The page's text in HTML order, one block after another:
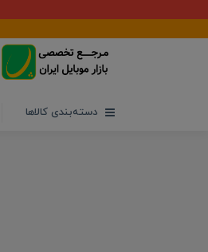
دسته‌بندی کالاها